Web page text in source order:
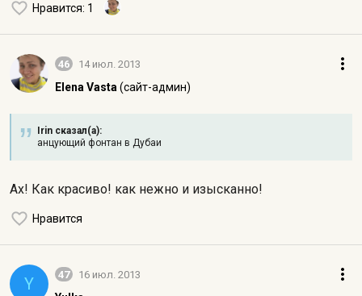
Нравится: 1
46 14 июл. 2013
Elena Vasta (сайт-админ)
Irin сказал(а):
анцующий фонтан в Дубаи
Ах! Как красиво! как нежно и изысканно!
Нравится
Y 47 16 июл. 2013